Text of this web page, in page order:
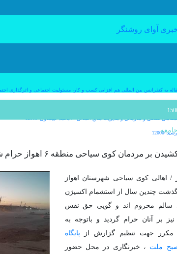
به کنفرانس بین المللی هم افزایی کسب و کار، مسئولیت اجتماعی و اثرگذاری
ملک آرا – به قلم دکتر ملیکا ملک آرا^12000
صنعتی و سازمانی و مدیریت منابع انسانی» / محمد غبیشاوی^12000
جامعه
بر مردمان کوی سیاحی منطقه ۶ اهواز حرام شد
/ اهالی کوی سیاحی شهرستان اهواز
چندین سال از استشمام اکسیژن
سالم محروم اند و گویی حق نفس
بر آنان حرام گردید و باتوجه به
مکرر جهت تنظیم گزارش از پایگاه
ملت ، خبرنگاری در محل حضور